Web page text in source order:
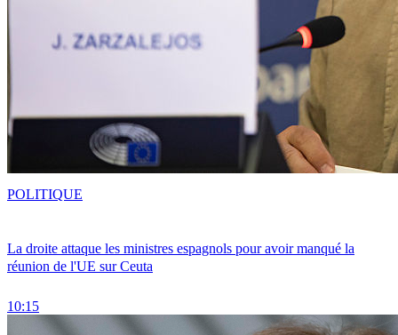
La droite attaque les ministres espagnols pour avoir manqué la
réunion de l'UE sur Ceuta
10:15
POLITIQUE